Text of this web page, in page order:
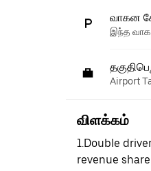
வாகன
இந்த
Airport
விளக்கம்
1.Double
revenue